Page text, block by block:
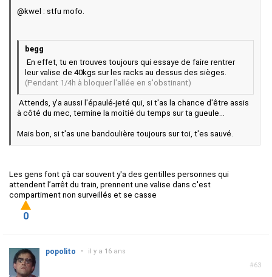
@kwel : stfu mofo.
begg
En effet, tu en trouves toujours qui essaye de faire rentrer
leur valise de 40kgs sur les racks au dessus des sièges.
(Pendant 1/4h à bloquer l'allée en s'obstinant)
Attends, y'a aussi l'épaulé-jeté qui, si t'as la chance d'être assis
à côté du mec, termine la moitié du temps sur ta gueule...
Mais bon, si t'as une bandoulière toujours sur toi, t'es sauvé.
Les gens font çà car souvent y'a des gentilles personnes qui
attendent l’arrêt du train, prennent une valise dans c'est
compartiment non surveillés et se casse
0
#63
popolito • il y a 16 ans